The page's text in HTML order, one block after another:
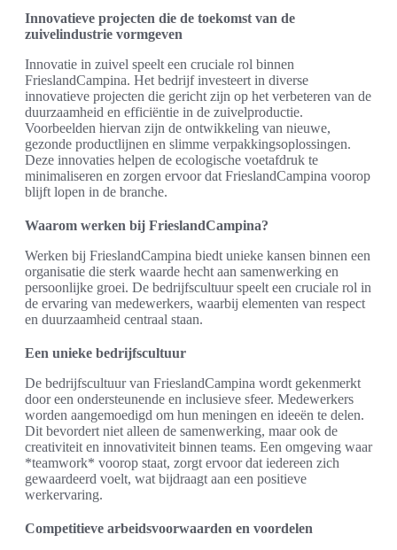
Innovatieve projecten die de toekomst van de
zuivelindustrie vormgeven
Innovatie in zuivel speelt een cruciale rol binnen
FrieslandCampina. Het bedrijf investeert in diverse
innovatieve projecten die gericht zijn op het verbeteren van de
duurzaamheid en efficiëntie in de zuivelproductie.
Voorbeelden hiervan zijn de ontwikkeling van nieuwe,
gezonde productlijnen en slimme verpakkingsoplossingen.
Deze innovaties helpen de ecologische voetafdruk te
minimaliseren en zorgen ervoor dat FrieslandCampina voorop
blijft lopen in de branche.
Waarom werken bij FrieslandCampina?
Werken bij FrieslandCampina biedt unieke kansen binnen een
organisatie die sterk waarde hecht aan samenwerking en
persoonlijke groei. De bedrijfscultuur speelt een cruciale rol in
de ervaring van medewerkers, waarbij elementen van respect
en duurzaamheid centraal staan.
Een unieke bedrijfscultuur
De bedrijfscultuur van FrieslandCampina wordt gekenmerkt
door een ondersteunende en inclusieve sfeer. Medewerkers
worden aangemoedigd om hun meningen en ideeën te delen.
Dit bevordert niet alleen de samenwerking, maar ook de
creativiteit en innovativiteit binnen teams. Een omgeving waar
*teamwork* voorop staat, zorgt ervoor dat iedereen zich
gewaardeerd voelt, wat bijdraagt aan een positieve
werkervaring.
Competitieve arbeidsvoorwaarden en voordelen